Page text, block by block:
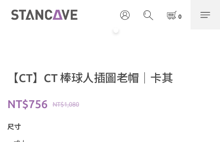
【CT】CT 棒球人插圖老帽｜卡其
NT$1,080
NT$756
尺寸